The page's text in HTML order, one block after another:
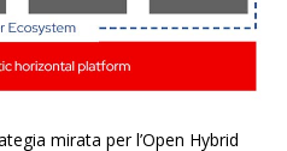
mirata per l’Open Hybrid